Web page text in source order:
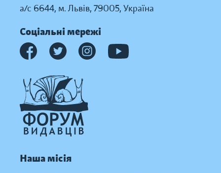
а/с 6644, м. Львів, 79005, Україна
Соціальні мережі
Наша місія